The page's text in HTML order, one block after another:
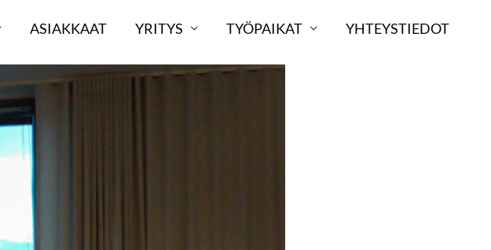
ASIAKKAAT YRITYS TYÖPAIKAT YHTEYSTIEDOT